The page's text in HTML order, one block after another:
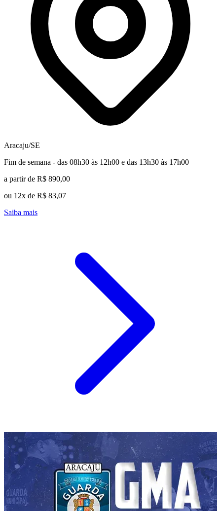
Aracaju/SE
Fim de semana - das 08h30 às 12h00 e das 13h30 às 17h00
a partir de R$ 890,00
ou 12x de R$ 83,07
Saiba mais